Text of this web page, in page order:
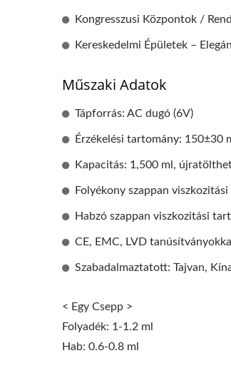
Kongresszusi Központok /
Kereskedelmi Épületek –
Műszaki Adatok
Tápforrás: AC dugó (6V)
Érzékelési tartomány: 150±30
Kapacitás: 1,500 ml,
Folyékony szappan
Habzó szappan viszkozitási
CE, EMC, LVD
Szabadalmaztatott: Tajvan,
< Egy Csepp >
Folyadék: 1-1.2 ml
Hab: 0.6-0.8 ml
EcoHygiene Nagy